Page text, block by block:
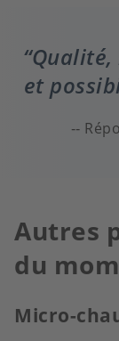
Qualité,
et
Autres
du
Micro-